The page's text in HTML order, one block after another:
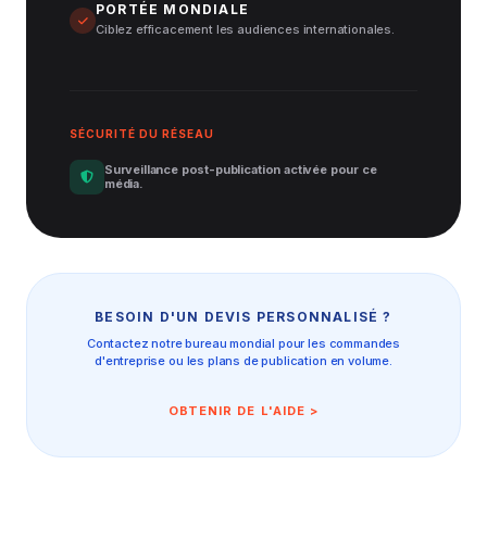
PORTÉE MONDIALE
Ciblez efficacement les audiences internationales.
SÉCURITÉ DU RÉSEAU
Surveillance post-publication activée pour ce
média.
BESOIN D'UN DEVIS PERSONNALISÉ ?
Contactez notre bureau mondial pour les commandes
d'entreprise ou les plans de publication en volume.
OBTENIR DE L'AIDE >